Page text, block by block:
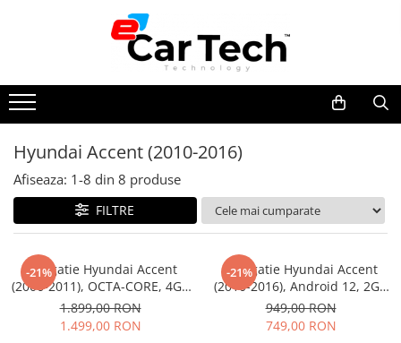
Summer sale
Navigatie dedicata
Navigatii Volkswagen
Navigatii Skoda
Navigatii Seat
Navigatii Ford
Navigatii Opel
Navigatii Hyundai
Hyundai Accent (2010-2016)
Afiseaza: 1-8 din 8 produse
FILTRE
-21%
Navigatie Hyundai Accent
(2006-2011), OCTA-CORE, 4GB
RAM 64 GB ROM, Android 14,
ecran 2K QLED 2000 X 1200
PX, 9.5 inch - ECARTECH
1.899,00 RON
1.499,00 RON
-21%
Navigatie Hyundai Accent
(2010-2016), Android 12, 2GB
RAM 32GB, DSP, Carplay si
Android auto, ecran 9 inch
949,00 RON
749,00 RON